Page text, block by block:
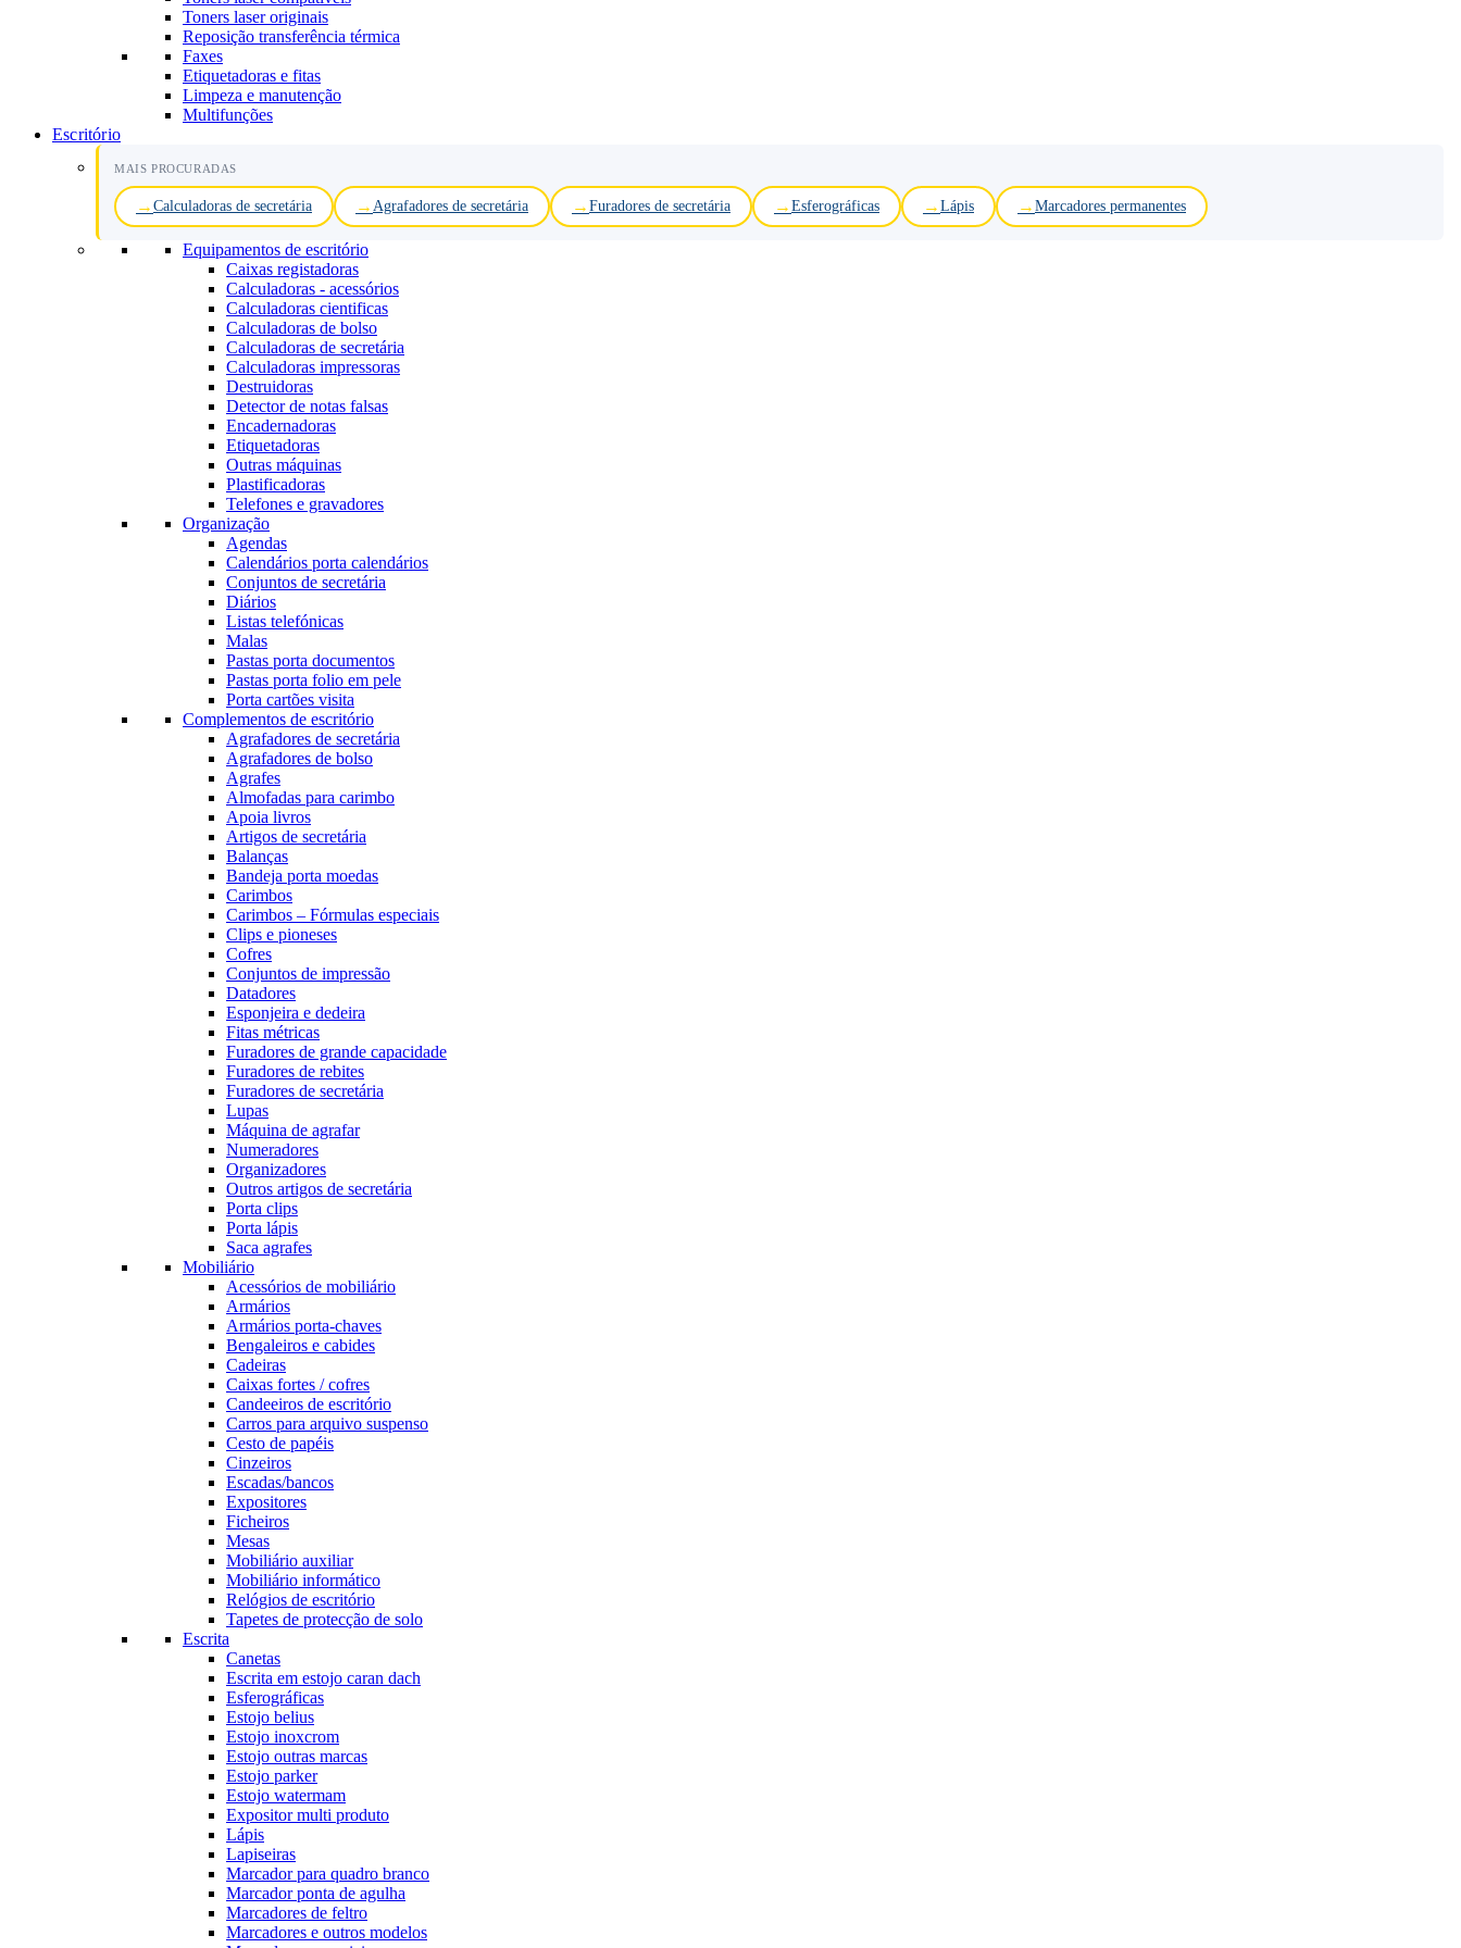
Toners laser originais
Reposição transferência térmica
Faxes
Etiquetadoras e fitas
Limpeza e manutenção
Multifunções
Escritório
MAIS PROCURADAS
Calculadoras de secretária Agrafadores de secretária Furadores de secretária Esferográficas Lápis Marcadores permanentes
Equipamentos de escritório
Caixas registadoras
Calculadoras - acessórios
Calculadoras cientificas
Calculadoras de bolso
Calculadoras de secretária
Calculadoras impressoras
Destruidoras
Detector de notas falsas
Encadernadoras
Etiquetadoras
Outras máquinas
Plastificadoras
Telefones e gravadores
Organização
Agendas
Calendários porta calendários
Conjuntos de secretária
Diários
Listas telefónicas
Malas
Pastas porta documentos
Pastas porta folio em pele
Porta cartões visita
Complementos de escritório
Agrafadores de secretária
Agrafadores de bolso
Agrafes
Almofadas para carimbo
Apoia livros
Artigos de secretária
Balanças
Bandeja porta moedas
Carimbos
Carimbos – Fórmulas especiais
Clips e pioneses
Cofres
Conjuntos de impressão
Datadores
Esponjeira e dedeira
Fitas métricas
Furadores de grande capacidade
Furadores de rebites
Furadores de secretária
Lupas
Máquina de agrafar
Numeradores
Organizadores
Outros artigos de secretária
Porta clips
Porta lápis
Saca agrafes
Mobiliário
Acessórios de mobiliário
Armários
Armários porta-chaves
Bengaleiros e cabides
Cadeiras
Caixas fortes / cofres
Candeeiros de escritório
Carros para arquivo suspenso
Cesto de papéis
Cinzeiros
Escadas/bancos
Expositores
Ficheiros
Mesas
Mobiliário auxiliar
Mobiliário informático
Relógios de escritório
Tapetes de protecção de solo
Escrita
Canetas
Escrita em estojo caran dach
Esferográficas
Estojo belius
Estojo inoxcrom
Estojo outras marcas
Estojo parker
Estojo watermam
Expositor multi produto
Lápis
Lapiseiras
Marcador para quadro branco
Marcador ponta de agulha
Marcadores de feltro
Marcadores e outros modelos